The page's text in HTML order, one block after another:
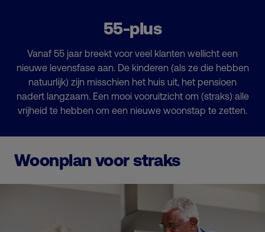
55-plus
Vanaf 55 jaar breekt voor veel klanten wellicht een
nieuwe levensfase aan. De kinderen (als ze die hebben
natuurlijk) zijn misschien het huis uit, het pensioen
nadert langzaam. Een mooi vooruitzicht om (straks) alle
vrijheid te hebben om een nieuwe woonstap te zetten.
Woonplan voor straks